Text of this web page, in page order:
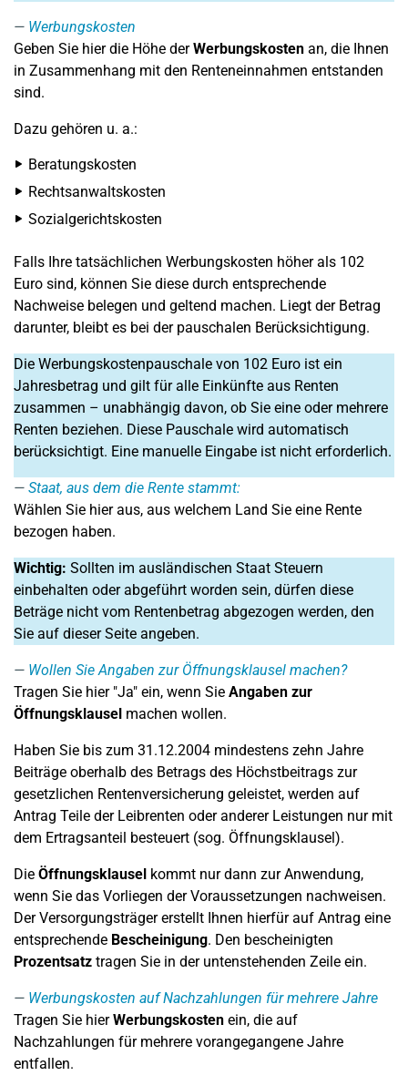
Werbungskosten
Geben Sie hier die Höhe derWerbungskosten an, die Ihnen
in Zusammenhang mit den Renteneinnahmen entstanden
sind.
Dazu gehören u. a.:
Beratungskosten
Rechtsanwaltskosten
Sozialgerichtskosten
Falls Ihre tatsächlichen Werbungskosten höher als 102
Euro sind, können Sie diese durch entsprechende
Nachweise belegen und geltend machen. Liegt der Betrag
darunter, bleibt es bei der pauschalen Berücksichtigung.
Die Werbungskostenpauschale von 102 Euro ist ein
Jahresbetrag und gilt für alle Einkünfte aus Renten
zusammen – unabhängig davon, ob Sie eine oder mehrere
Renten beziehen. Diese Pauschale wird automatisch
berücksichtigt. Eine manuelle Eingabe ist nicht erforderlich.
Staat, aus dem die Rente stammt:
Wählen Sie hier aus, aus welchem Land Sie eine Rente
bezogen haben.
Wichtig: Sollten im ausländischen Staat Steuern
einbehalten oder abgeführt worden sein, dürfen diese
Beträge nicht vom Rentenbetrag abgezogen werden, den
Sie auf dieser Seite angeben.
Wollen Sie Angaben zur Öffnungsklausel machen?
Tragen Sie hier "Ja" ein, wenn Sie Angaben zur
Öffnungsklausel machen wollen.
Haben Sie bis zum 31.12.2004 mindestens zehn Jahre
Beiträge oberhalb des Betrags des Höchstbeitrags zur
gesetzlichen Rentenversicherung geleistet, werden auf
Antrag Teile der Leibrenten oder anderer Leistungen nur mit
dem Ertragsanteil besteuert (sog. Öffnungsklausel).
Die Öffnungsklausel kommt nur dann zur Anwendung,
wenn Sie das Vorliegen der Voraussetzungen nachweisen.
Der Versorgungsträger erstellt Ihnen hierfür auf Antrag eine
entsprechende Bescheinigung. Den bescheinigten
Prozentsatz tragen Sie in der untenstehenden Zeile ein.
Werbungskosten auf Nachzahlungen für mehrere Jahre
Tragen Sie hierWerbungskosten ein, die auf
Nachzahlungen für mehrere vorangegangene Jahre
entfallen.